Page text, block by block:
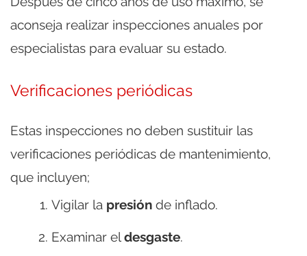
aconseja realizar inspecciones anuales por
especialistas para evaluar su estado.
Verificaciones periódicas
Estas inspecciones no deben sustituir las
verificaciones periódicas de mantenimiento,
que incluyen;
Vigilar la presión de inflado.
Examinar eldesgaste.